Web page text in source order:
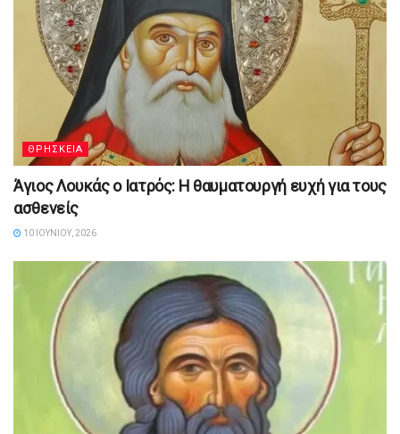
ΘΡΗΣΚΕΙΑ
Άγιος Λουκάς ο Ιατρός: Η θαυματουργή ευχή για τους
ασθενείς
10 ΙΟΥΝΊΟΥ, 2026